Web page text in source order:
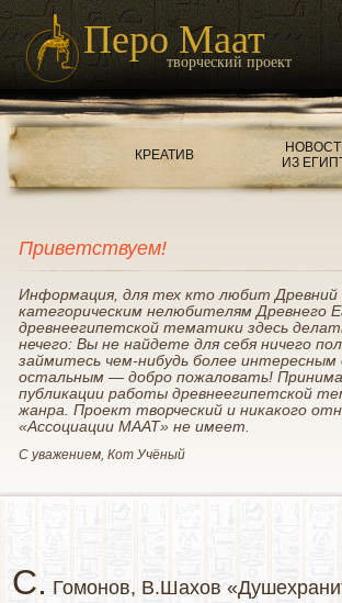
Перо Маат
творческий проект
КРЕАТИВ
ИЗ
Приветствуем!
Информация, для тех кто любит Древний
категорическим нелюбителям Древнего
древнеегипетской тематики здесь
нечего: Вы не найдете для себя ничего
займитесь чем-нибудь более интересным
остальным — добро пожаловать!
публикации работы древнеегипетской
жанра. Проект творческий и никакого
«Ассоциации МААТ» не имеет.
С уважением, Кот Учёный
С. Гомонов, В.Шахов